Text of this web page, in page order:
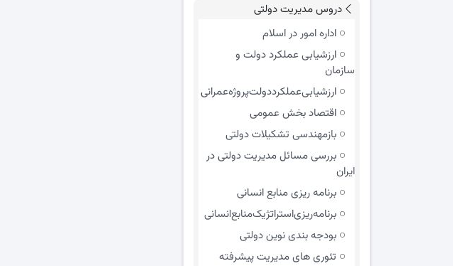
دروس مدیریت دولتی
اداره امور در اسلام
ارزشیابی عملکرد دولت و
سازمان
ارزشیابی‌عملکرد‌دولت‌پروژه‌عمرانی
اقتصاد بخش عمومی
بازمهندسی تشکیلات دولتی
بررسی مسائل مدیریت دولتی در
ایران
برنامه ریزی منابع انسانی
برنامه‌ریزی‌استراتژیک‌منابع‌انسانی
بودجه بندی نوین دولتی
تئوری های مدیریت پیشرفته